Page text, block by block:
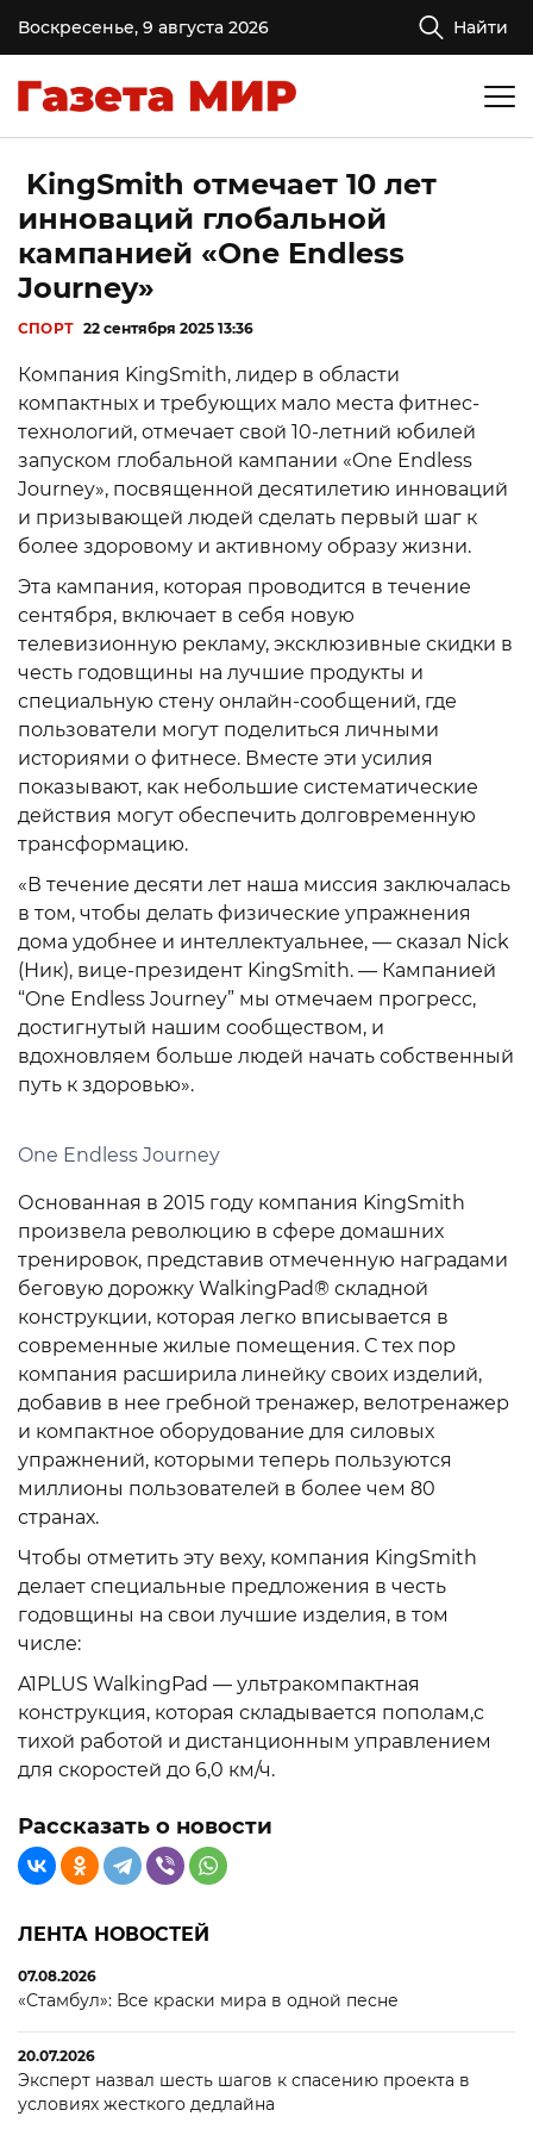
Воскресенье, 9 августа 2026 Найти
KingSmith отмечает 10 лет
инноваций глобальной
кампанией «One Endless
Journey»
СПОРТ 22 сентября 2025 13:36
Компания KingSmith, лидер в области
компактных и требующих мало места фитнес-
технологий, отмечает свой 10-летний юбилей
запуском глобальной кампании «One Endless
Journey», посвященной десятилетию инноваций
и призывающей людей сделать первый шаг к
более здоровому и активному образу жизни.
Эта кампания, которая проводится в течение
сентября, включает в себя новую
телевизионную рекламу, эксклюзивные скидки в
честь годовщины на лучшие продукты и
специальную стену онлайн-сообщений, где
пользователи могут поделиться личными
историями о фитнесе. Вместе эти усилия
показывают, как небольшие систематические
действия могут обеспечить долговременную
трансформацию.
«В течение десяти лет наша миссия заключалась
в том, чтобы делать физические упражнения
дома удобнее и интеллектуальнее, — сказал Nick
(Ник), вице-президент KingSmith. — Кампанией
“One Endless Journey” мы отмечаем прогресс,
достигнутый нашим сообществом, и
вдохновляем больше людей начать собственный
путь к здоровью».
One Endless Journey
Основанная в 2015 году компания KingSmith
произвела революцию в сфере домашних
тренировок, представив отмеченную наградами
беговую дорожку WalkingPad® складной
конструкции, которая легко вписывается в
современные жилые помещения. С тех пор
компания расширила линейку своих изделий,
добавив в нее гребной тренажер, велотренажер
и компактное оборудование для силовых
упражнений, которыми теперь пользуются
миллионы пользователей в более чем 80
странах.
Чтобы отметить эту веху, компания KingSmith
делает специальные предложения в честь
годовщины на свои лучшие изделия, в том
числе:
A1PLUS WalkingPad — ультракомпактная
конструкция, которая складывается пополам,с
тихой работой и дистанционным управлением
для скоростей до 6,0 км/ч.
Рассказать о новости
ЛЕНТА НОВОСТЕЙ
07.08.2026
«Стамбул»: Все краски мира в одной песне
20.07.2026
Эксперт назвал шесть шагов к спасению проекта в
условиях жесткого дедлайна